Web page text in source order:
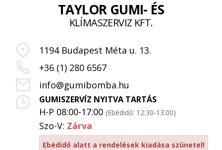
TAYLOR GUMI- ÉS
KLÍMASZERVIZ KFT.
1194 Budapest Méta u. 13.
+36 (1) 280 6567
info@gumibomba.hu
GUMISZERVÍZ NYITVA TARTÁS
H-P 08:00-17:00 (Ebédidő: 12:30-13:00)
Szo-V: Zárva
Ebédidő alatt a rendelések kiadása szünetel!